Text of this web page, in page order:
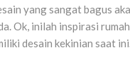
yang sangat bagus
Ok, inilah inspirasi
desain kekinian saat